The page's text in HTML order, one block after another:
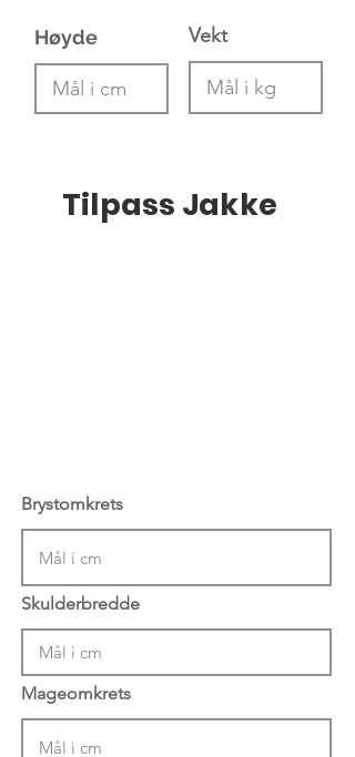
Høyde Vekt
Tilpass Jakke
Brystomkrets
Skulderbredde
Mageomkrets